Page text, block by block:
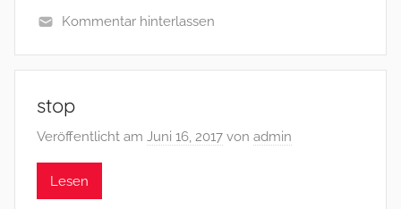
Kommentar hinterlassen
stop
Veröffentlicht am Juni 16, 2017 von admin
Lesen